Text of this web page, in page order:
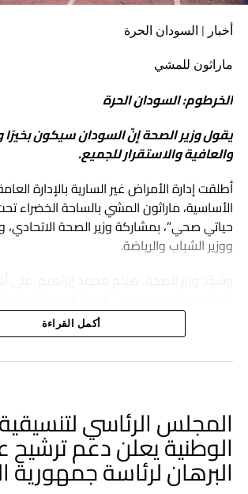
أخبار | السودان الحرة
ماراثون للمشي
الخرطوم: السودان الحرة
يقول وزير الصحة إنّ السودان سيكون
والعافية والاستقرار للجميع.
أطلقت إدارة الأمراض غير السارية بالإدارة
الأساسية، ماراثون المشي بالساحة الخضراء
حياتي صحي”، بمشاركة وزير الصحة الاتحادي،
ووزير الشباب والرياضة.
الضغط و السكري و الأوعية الدموية و غيرها،
الفعالية تؤكّد عودة الحياة إلى طبيعتها.
أكمل القراءة
المجلس الرئاسي
الوطنية يعلن دعم ترشيح
البرهان لرئاسة جمهورية